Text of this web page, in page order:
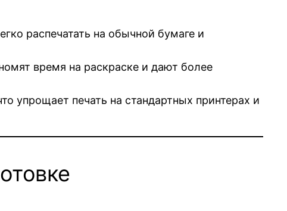
распечатать на обычной бумаге и
время на раскраске и дают более
упрощает печать на стандартных принтерах и